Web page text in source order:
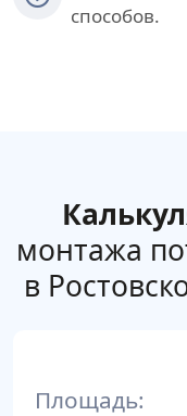
способов.
монтажа
в
Площадь: